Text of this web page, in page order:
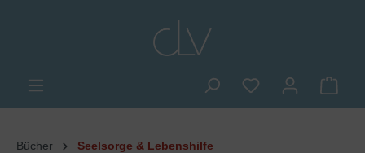
Du hast 0
Bücher Seelsorge & Lebenshilfe